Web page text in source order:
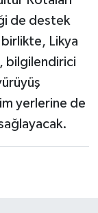
de destek
Likya
bilgilendirici
yerlerine de